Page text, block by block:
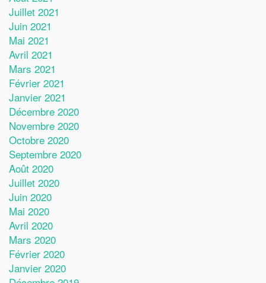
Juillet 2021
Juin 2021
Mai 2021
Avril 2021
Mars 2021
Février 2021
Janvier 2021
Décembre 2020
Novembre 2020
Octobre 2020
Septembre 2020
Août 2020
Juillet 2020
Juin 2020
Mai 2020
Avril 2020
Mars 2020
Février 2020
Janvier 2020